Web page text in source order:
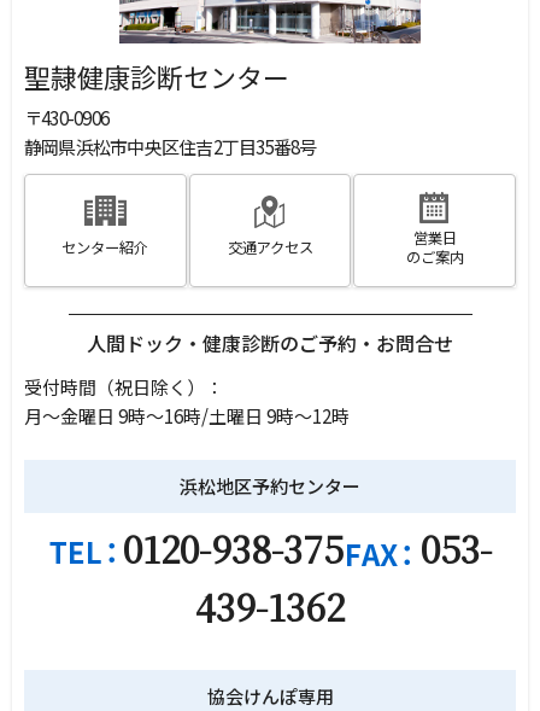
聖隷健康診断センター
〒430-0906
静岡県浜松市中央区住吉2丁目35番8号
センター紹介 交通アクセス
営業日
のご案内
人間ドック・健康診断のご予約・お問合せ
受付時間（祝日除く）
：
月～金曜日 9時～16時/土曜日 9時～12時
浜松地区予約センター
0120-938-375
053-
439-1362
協会けんぽ専用